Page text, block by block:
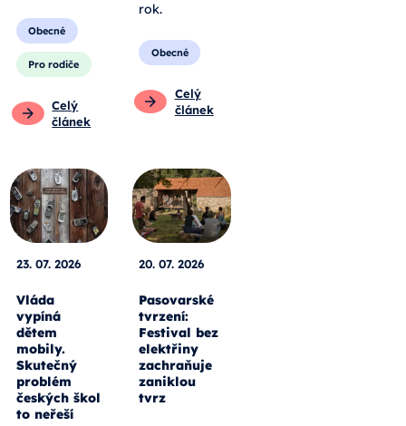
Obecné
Pro rodiče
Celý
článek
rok.
Obecné
Celý
článek
23. 07. 2026
Vláda
vypíná
dětem
mobily.
Skutečný
problém
českých škol
to neřeší
20. 07. 2026
Pasovarské
tvrzení:
Festival bez
elektřiny
zachraňuje
zaniklou
tvrz